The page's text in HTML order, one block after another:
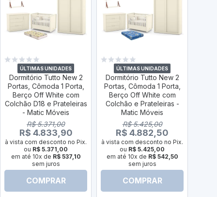
ÚLTIMAS UNIDADES
Dormitório Tutto New 2
Portas, Cômoda 1 Porta,
Berço Off White com
Colchão D18 e Prateleiras
- Matic Móveis
R$ 5.371,00
R$ 4.833,90
à vista com desconto no Pix.
ou R$ 5.371,00
em até 10x de R$ 537,10
sem juros
COMPRAR
ÚLTIMAS UNIDADES
Dormitório Tutto New 2
Portas, Cômoda 1 Porta,
Berço Off White com
Colchão e Prateleiras -
Matic Móveis
R$ 5.425,00
R$ 4.882,50
à vista com desconto no Pix.
ou R$ 5.425,00
em até 10x de R$ 542,50
sem juros
COMPRAR